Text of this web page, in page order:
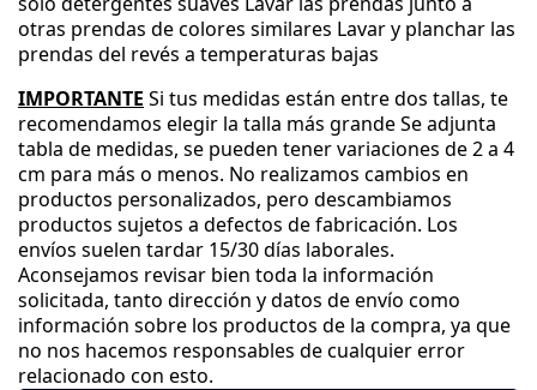
otras prendas de colores similares Lavar y planchar las
prendas del revés a temperaturas bajas
IMPORTANTE Si tus medidas están entre dos tallas, te
recomendamos elegir la talla más grandeSe adjunta
tabla de medidas, se pueden tener variaciones de 2 a 4
cm para más o menos. No realizamos cambios en
productos personalizados, pero descambiamos
productos sujetos a defectos de fabricación. Los
envíos suelen tardar 15/30 días laborales.
Aconsejamos revisar bien toda la información
solicitada, tanto dirección y datos de envío como
información sobre los productos de la compra, ya que
no nos hacemos responsables de cualquier error
relacionado con esto.